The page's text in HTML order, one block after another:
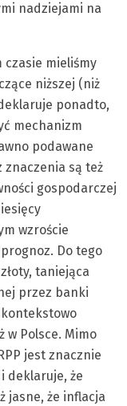
nadziejami na
czasie mieliśmy
niższej (niż
ponadto,
mechanizm
podawane
znaczenia są też
gospodarczej
wzroście
Do tego
taniejąca
przez banki
w Polsce. Mimo
jest znacznie
deklaruje, że
jasne, że inflacja